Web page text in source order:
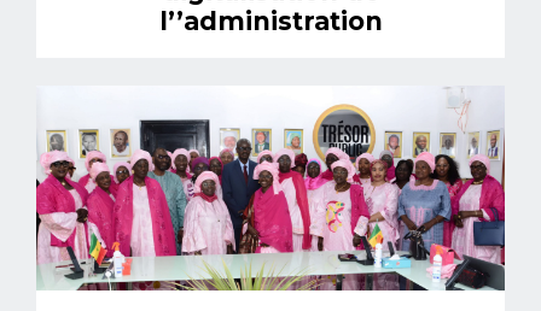
l’’administration